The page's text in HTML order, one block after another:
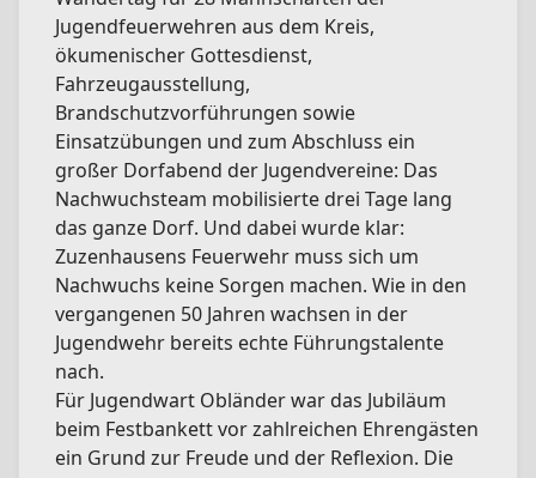
Jugendfeuerwehren aus dem Kreis,
ökumenischer Gottesdienst,
Fahrzeugausstellung,
Brandschutzvorführungen sowie
Einsatzübungen und zum Abschluss ein
großer Dorfabend der Jugendvereine: Das
Nachwuchsteam mobilisierte drei Tage lang
das ganze Dorf. Und dabei wurde klar:
Zuzenhausens Feuerwehr muss sich um
Nachwuchs keine Sorgen machen. Wie in den
vergangenen 50 Jahren wachsen in der
Jugendwehr bereits echte Führungstalente
nach.
Für Jugendwart Obländer war das Jubiläum
beim Festbankett vor zahlreichen Ehrengästen
ein Grund zur Freude und der Reflexion. Die